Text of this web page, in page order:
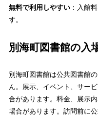
無料で利用しやすい：入館
す。
別海町図書館の入
別海町図書館は公共図書館
ん。展示、イベント、サー
合があります。料金、展示
場合があります。訪問前に